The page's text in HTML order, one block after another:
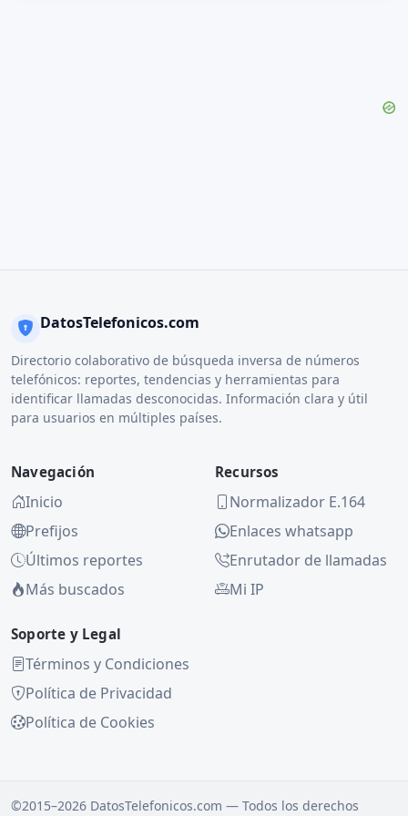
DatosTelefonicos.com
Directorio colaborativo de búsqueda inversa de números
telefónicos: reportes, tendencias y herramientas para
identificar llamadas desconocidas. Información clara y útil
para usuarios en múltiples países.
Navegación
Inicio
Prefijos
Últimos reportes
Más buscados
Recursos
Normalizador E.164
Enlaces whatsapp
Enrutador de llamadas
Mi IP
Soporte y Legal
Términos y Condiciones
Política de Privacidad
Política de Cookies
©2015–2026 DatosTelefonicos.com — Todos los derechos